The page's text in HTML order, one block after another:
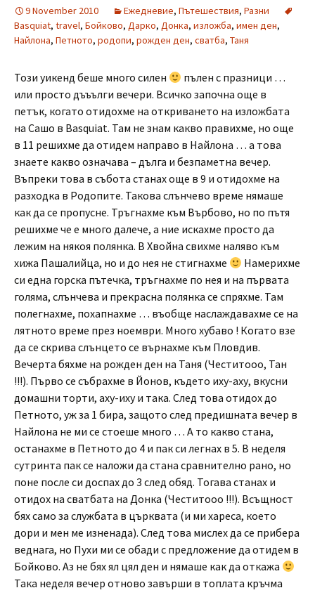
9 November 2010 Ежедневие, Пътешествия, Разни
Basquiat, travel, Бойково, Дарко, Донка, изложба, имен ден,
Найлона, Петното, родопи, рожден ден, сватба, Таня
Този уикенд беше много силен
пълен с празници …
или просто дъъълги вечери. Всичко започна още в
петък, когато отидохме на откриването на изложбата
на Сашо в Basquiat. Там не знам какво правихме, но още
в 11 решихме да отидем направо в Найлона … а това
знаете какво означава – дълга и безпаметна вечер.
Въпреки това в събота станах още в 9 и отидохме на
разходка в Родопите. Такова слънчево време нямаше
как да се пропусне. Тръгнахме към Върбово, но по пътя
решихме че е много далече, а ние искахме просто да
лежим на някоя полянка. В Хвойна свихме наляво към
хижа Пашалийца, но и до нея не стигнахме
Намерихме
си една горска пътечка, тръгнахме по нея и на първата
голяма, слънчева и прекрасна полянка се спряхме. Там
полегнахме, похапнахме … въобще наслаждавахме се на
лятното време през ноември. Много хубаво ! Когато взе
да се скрива слънцето се върнахме към Пловдив.
Вечерта бяхме на рожден ден на Таня (Честитооо, Тан
!!!). Първо се събрахме в Йонов, където иху-аху, вкусни
домашни торти, аху-иху и така. След това отидох до
Петното, уж за 1 бира, защото след предишната вечер в
Найлона не ми се стоеше много … А то какво стана,
останахме в Петното до 4 и пак си легнах в 5. В неделя
сутринта пак се наложи да стана сравнително рано, но
поне после си доспах до 3 след обяд. Тогава станах и
отидох на сватбата на Донка (Честитооо !!!). Всъщност
бях само за службата в църквата (и ми хареса, което
дори и мен ме изненада). След това мислех да се прибера
веднага, но Пухи ми се обади с предложение да отидем в
Бойково. Аз не бях ял цял ден и нямаше как да откажа
Така неделя вечер отново завърши в топлата кръчма